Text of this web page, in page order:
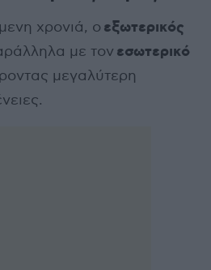
χρονιά, ο εξωτερικός
με τον εσωτερικό
μεγαλύτερη